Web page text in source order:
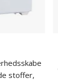
stoffer,